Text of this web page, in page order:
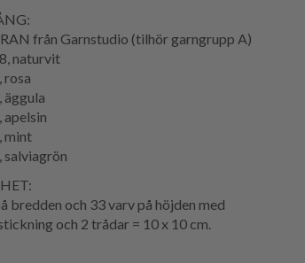
från Garnstudio (tilhör garngrupp A)
naturvit
rosa
äggula
apelsin
mint
salviagrön
bredden och 33 varv på höjden med
och 2 trådar = 10 x 10 cm.